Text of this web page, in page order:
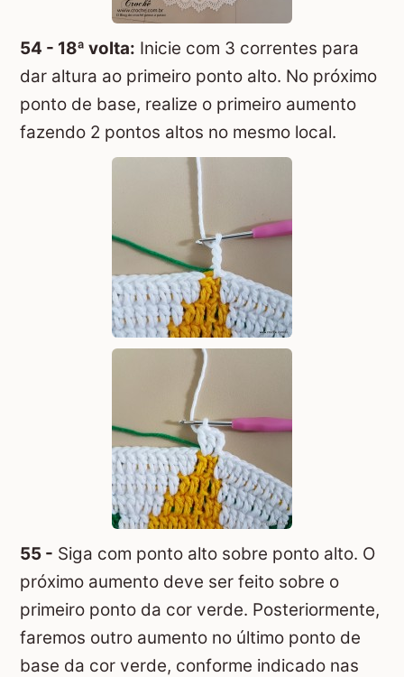
54 - 18ª volta: Inicie com 3 correntes para
dar altura ao primeiro ponto alto. No próximo
ponto de base, realize o primeiro aumento
fazendo 2 pontos altos no mesmo local.
55 - Siga com ponto alto sobre ponto alto. O
próximo aumento deve ser feito sobre o
primeiro ponto da cor verde. Posteriormente,
faremos outro aumento no último ponto de
base da cor verde, conforme indicado nas